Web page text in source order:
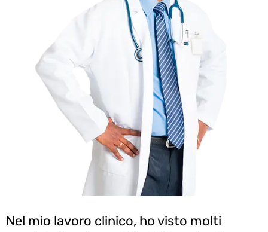
Nel mio lavoro clinico, ho visto molti